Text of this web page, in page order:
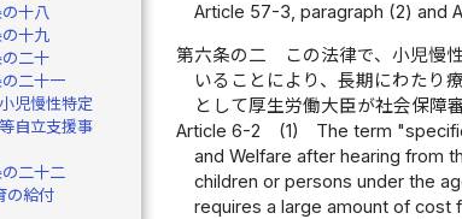
十八
十九
二十
二十一
児慢性特定
自立支援事
二十二
給付
Article 57-3, paragraph (2) and
第六条の二
この法律で、小児慢
いることにより、長期にわたり
として厚生労働大臣が社会保障
Article 6-2
(1)
The term
and Welfare after hearing from
children or persons under the
requires a large amount of cost